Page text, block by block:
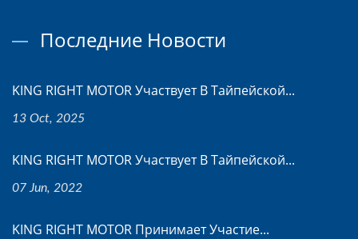
Последние Новости
KING RIGHT MOTOR Участвует В Тайпейской...
13 Oct, 2025
KING RIGHT MOTOR Участвует В Тайпейской...
07 Jun, 2022
KING RIGHT MOTOR Принимает Участие...